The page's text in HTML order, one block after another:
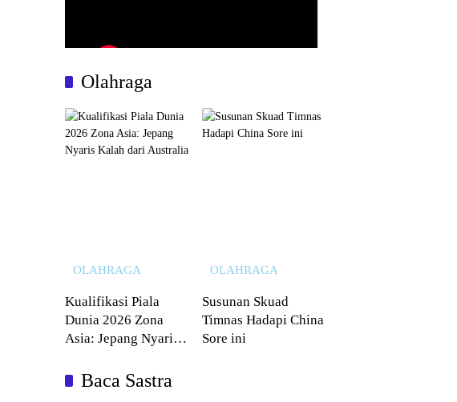
Olahraga
OLAHRAGA
Kualifikasi Piala
Dunia 2026 Zona
Asia: Jepang Nyaris
OLAHRAGA
Susunan Skuad
Timnas Hadapi China
Sore ini
Baca Sastra